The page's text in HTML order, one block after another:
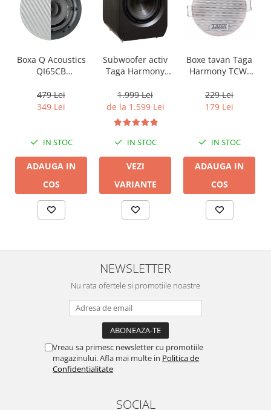
Boxa Q Acoustics
QI65CB
Ceiling (1 buc)
479 Lei
349 Lei
IN STOC
ADAUGA IN
COS
Subwoofer activ
Taga Harmony
v3
1.999 Lei
de la 1.599 Lei
IN STOC
VEZI
VARIANTE
Boxe tavan Taga
Harmony TCW-
229 Lei
179 Lei
IN STOC
ADAUGA IN
COS
NEWSLETTER
Nu rata ofertele si promotiile noastre
Vreau sa primesc newsletter cu promotiile
magazinului. Afla mai multe in Politica de
Confidentialitate
SOCIAL